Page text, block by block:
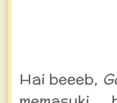
Hai beeeb,